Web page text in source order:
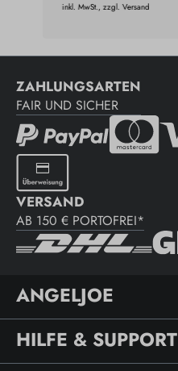
inkl. MwSt., zzgl. Versand
ZAHLUNGSARTEN
FAIR UND SICHER
VERSAND
AB 150 € PORTOFREI*
ANGELJOE
HILFE & SUPPORT